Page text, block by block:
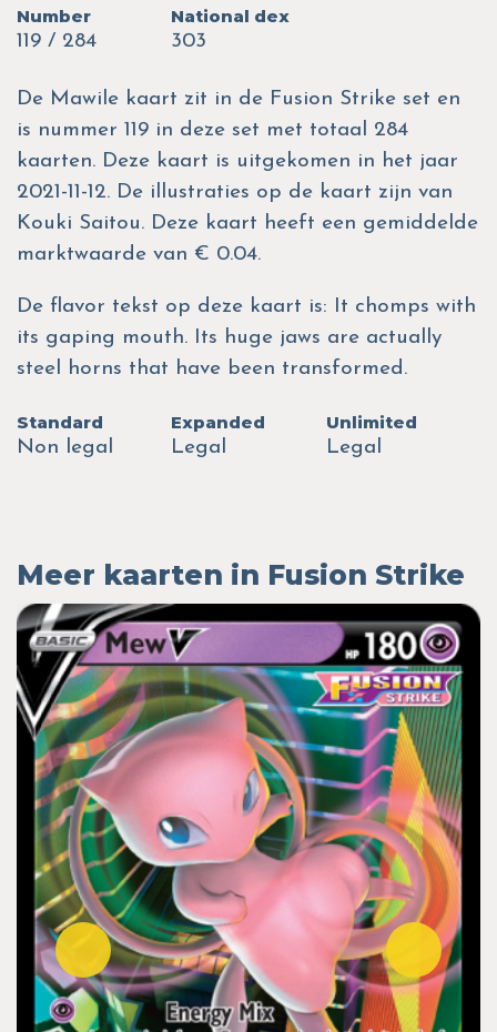
Number
119 / 284
National dex
303
De Mawile kaart zit in de Fusion Strike set en
is nummer 119 in deze set met totaal 284
kaarten. Deze kaart is uitgekomen in het jaar
2021-11-12. De illustraties op de kaart zijn van
Kouki Saitou. Deze kaart heeft een gemiddelde
marktwaarde van € 0.04.
De flavor tekst op deze kaart is: It chomps with
its gaping mouth. Its huge jaws are actually
steel horns that have been transformed.
Standard
Non legal
Expanded
Legal
Unlimited
Legal
Meer kaarten in Fusion Strike